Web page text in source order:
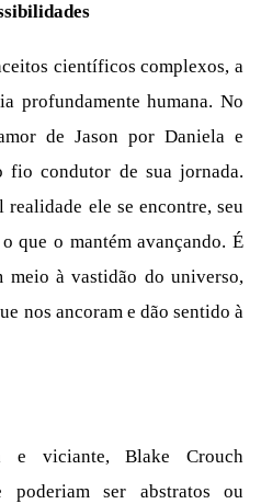
científicos complexos, a
profundamente humana. No
de Jason por Daniela e
fio condutor de sua jornada.
realidade ele se encontre, seu
que o mantém avançando. É
meio à vastidão do universo,
nos ancoram e dão sentido à
e viciante, Blake Crouch
poderiam ser abstratos ou